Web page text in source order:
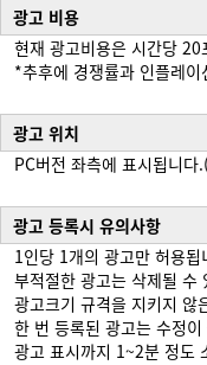
광고 비용
현재 광고비용은 시간당 20
*추후에 경쟁률과 인플레
광고 위치
PC버전 좌측에 표시됩니
광고 등록시 유의사항
1인당 1개의 광고만 허용됩
부적절한 광고는 삭제될 수
광고크기 규격을 지키지 않
한 번 등록된 광고는 수정
광고 표시까지 1~2분 정도